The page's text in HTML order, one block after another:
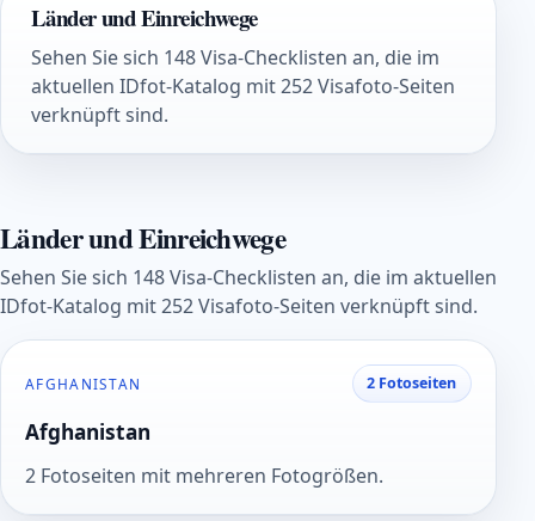
Länder und Einreichwege
Sehen Sie sich 148 Visa-Checklisten an, die im
aktuellen IDfot-Katalog mit 252 Visafoto-Seiten
verknüpft sind.
Länder und Einreichwege
Sehen Sie sich 148 Visa-Checklisten an, die im aktuellen
IDfot-Katalog mit 252 Visafoto-Seiten verknüpft sind.
AFGHANISTAN 2 Fotoseiten
Afghanistan
2 Fotoseiten mit mehreren Fotogrößen.